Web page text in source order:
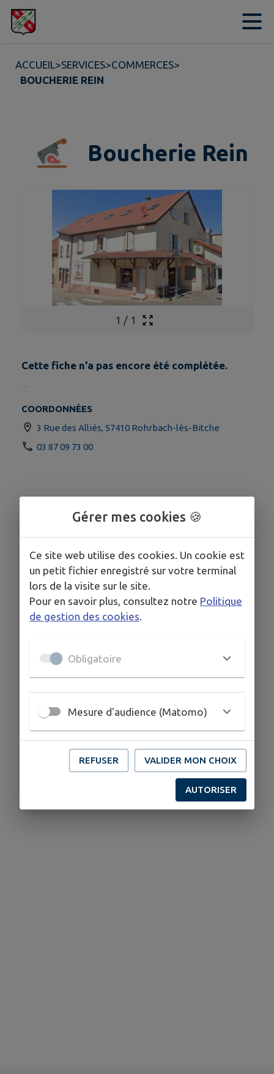
Contenu
ACCUEIL>SERVICES>COMMERCES>
BOUCHERIE REIN
Boucherie Rein
1 / 1
Cette fiche n'a pas encore été complétée.
COORDONNÉES
3 Rue des Alliés, 57410 Rohrbach-lès-Bitche
03 87 09 73 00
Gérer mes cookies 🍪
Ce site web utilise des cookies. Un cookie est
un petit fichier enregistré sur votre terminal
lors de la visite sur le site.
Pour en savoir plus, consultez notre Politique
de gestion des cookies.
Obligatoire
Mesure d'audience (Matomo)
REFUSER VALIDER MON CHOIX
AUTORISER